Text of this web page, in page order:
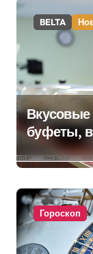
BELTA
Вкусовые
буфеты,
питании
Гороскоп